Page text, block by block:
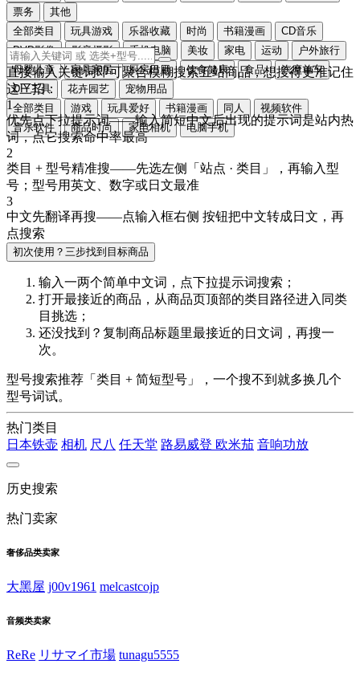
票务
其他
全部类目
玩具游戏 乐器收藏 时尚 书籍漫画
CD音乐
DVD影像
影音摄影 手机电脑 美妆 家电 运动
户外旅行
母婴儿童
家具家居 厨房日用 饮食健康 食品
汽摩单车
DIY工具
花卉园艺
宠物用品
全部类目
游戏 玩具爱好 书籍漫画 同人
视频软件
音乐软件
商品时尚 家电相机 电脑手机
直接输入关键词即可聚合模糊搜索五站商品，想搜得更准记住
这三招：
1
优先点下拉提示词——输入简短中文后出现的提示词是站内热
词，点它搜索命中率最高
2
类目 + 型号精准搜——先选左侧「站点 · 类目」，再输入型
号；型号用英文、数字或日文最准
3
中文先翻译再搜——点输入框右侧 按钮把中文转成日文 ，再
点搜索
初次使用？三步找到目标商品
输入一两个简单中文词，点下拉提示词搜索；
打开最接近的商品，从商品页顶部的类目路径进入同类
目挑选；
还没找到？复制商品标题里最接近的 日文词 ，再搜一
次。
型号搜索推荐「类目 + 简短型号」，一个搜不到就多换几个
型号词试。
热门类目
日本铁壶 相机 尺八 任天堂 路易威登 欧米茄 音响功放
历史搜索
热门卖家
奢侈品类卖家
大黑屋 j00v1961 melcastcojp
音频类卖家
ReRe リサマイ市場 tunagu5555